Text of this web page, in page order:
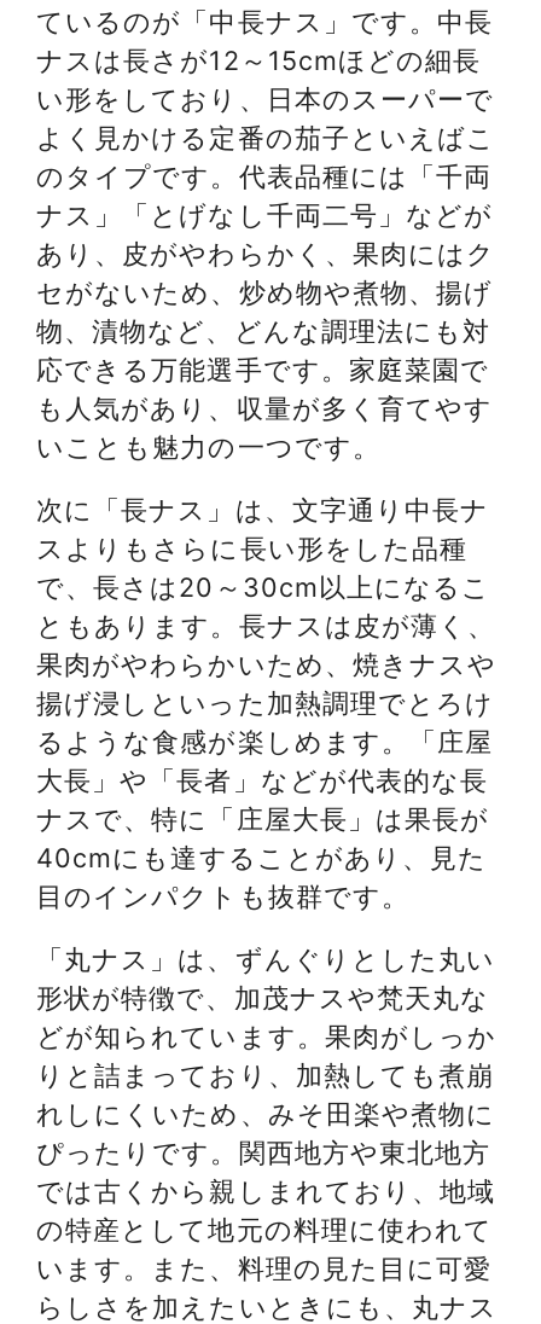
ているのが「中長ナス」です。中長
ナスは長さが12～15cmほどの細長
い形をしており、日本のスーパーで
よく見かける定番の茄子といえばこ
のタイプです。代表品種には「千両
ナス」「とげなし千両二号」などが
あり、皮がやわらかく、果肉にはク
セがないため、炒め物や煮物、揚げ
物、漬物など、どんな調理法にも対
応できる万能選手です。家庭菜園で
も人気があり、収量が多く育てやす
いことも魅力の一つです。
次に「長ナス」は、文字通り中長ナ
スよりもさらに長い形をした品種
で、長さは20～30cm以上になるこ
ともあります。長ナスは皮が薄く、
果肉がやわらかいため、焼きナスや
揚げ浸しといった加熱調理でとろけ
るような食感が楽しめます。「庄屋
大長」や「長者」などが代表的な長
ナスで、特に「庄屋大長」は果長が
40cmにも達することがあり、見た
目のインパクトも抜群です。
「丸ナス」は、ずんぐりとした丸い
形状が特徴で、加茂ナスや梵天丸な
どが知られています。果肉がしっか
りと詰まっており、加熱しても煮崩
れしにくいため、みそ田楽や煮物に
ぴったりです。関西地方や東北地方
では古くから親しまれており、地域
の特産として地元の料理に使われて
います。また、料理の見た目に可愛
らしさを加えたいときにも、丸ナス